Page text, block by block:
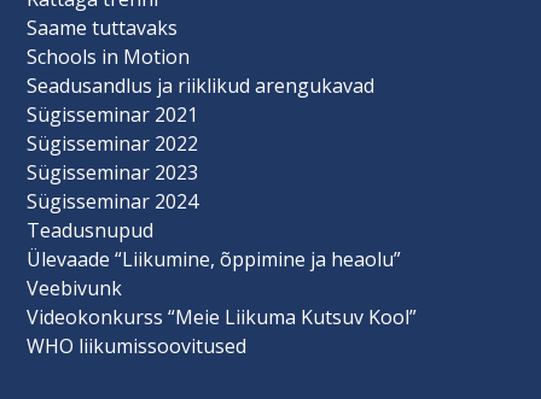
Saame tuttavaks
Schools in Motion
Seadusandlus ja riiklikud arengukavad
Sügisseminar 2021
Sügisseminar 2022
Sügisseminar 2023
Sügisseminar 2024
Teadusnupud
Ülevaade “Liikumine, õppimine ja heaolu”
Veebivunk
Videokonkurss “Meie Liikuma Kutsuv Kool”
WHO liikumissoovitused